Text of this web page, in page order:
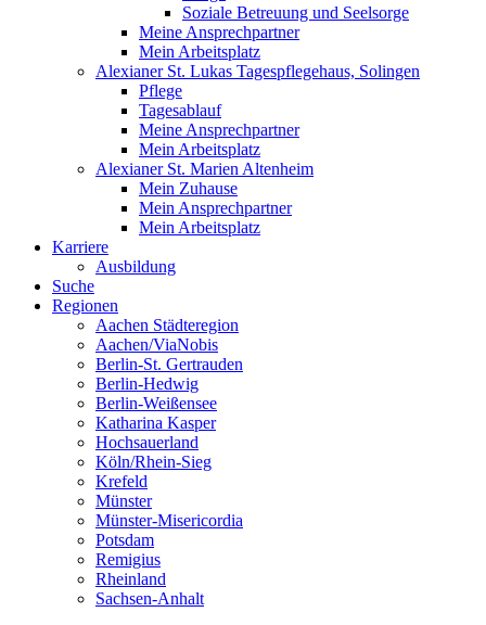
Soziale Betreuung und Seelsorge
Meine Ansprechpartner
Mein Arbeitsplatz
Alexianer St. Lukas Tagespflegehaus, Solingen
Pflege
Tagesablauf
Meine Ansprechpartner
Mein Arbeitsplatz
Alexianer St. Marien Altenheim
Mein Zuhause
Mein Ansprechpartner
Mein Arbeitsplatz
Karriere
Ausbildung
Suche
Regionen
Aachen Städteregion
Aachen/ViaNobis
Berlin-St. Gertrauden
Berlin-Hedwig
Berlin-Weißensee
Katharina Kasper
Hochsauerland
Köln/Rhein-Sieg
Krefeld
Münster
Münster-Misericordia
Potsdam
Remigius
Rheinland
Sachsen-Anhalt